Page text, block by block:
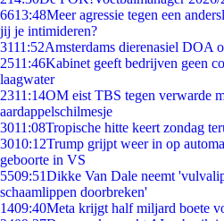
6613:48Meer agressie tegen een
jij je intimideren?
3111:52Amsterdams dierenasiel DOA
2511:46Kabinet geeft bedrijven geen
laagwater
2311:14OM eist TBS tegen verwarde
aardappelschilmesje
3011:08Tropische hitte keert zondag
3010:12Trump grijpt weer in op
geboorte in VS
5509:51Dikke Van Dale neemt
schaamlippen doorbreken'
1409:40Meta krijgt half miljard boete